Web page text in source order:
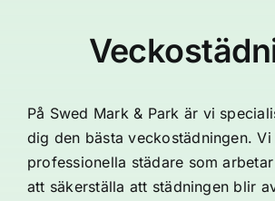
På Swed Mark & Park är vi
dig den bästa veckostädningen. Vi
professionella städare som
att säkerställa att städningen blir